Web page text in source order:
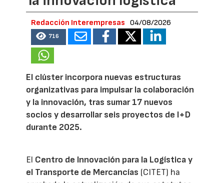
Redacción Interempresas 04/08/2026
716
El clúster incorpora nuevas estructuras
organizativas para impulsar la colaboración
y la innovación, tras sumar 17 nuevos
socios y desarrollar seis proyectos de I+D
durante 2025.
El Centro de Innovación para la Logística y
el Transporte de Mercancías (CITET) ha